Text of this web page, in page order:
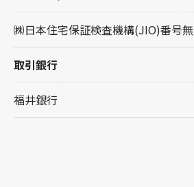
㈱日本住宅保証検査機構(JIO)番号無
取引銀行
福井銀行